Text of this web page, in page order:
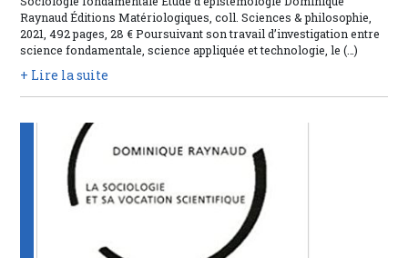
Raynaud Éditions Matériologiques, coll. Sciences & philosophie,
2021, 492 pages, 28 € Poursuivant son travail d’investigation entre
science fondamentale, science appliquée et technologie, le (…)
+ Lire la suite